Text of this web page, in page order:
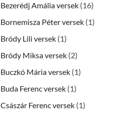
Bezerédj Amália versek (16)
Bornemisza Péter versek (1)
Bródy Lili versek (1)
Bródy Miksa versek (2)
Buczkó Mária versek (1)
Buda Ferenc versek (1)
Császár Ferenc versek (1)